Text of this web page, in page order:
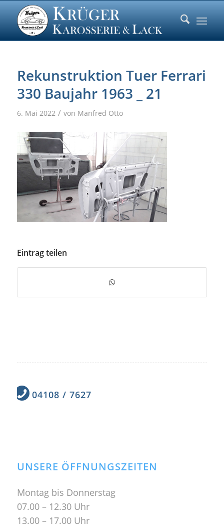
Rekunstruktion Tuer Ferrari
330 Baujahr 1963 _ 21
6. Mai 2022 / von Manfred Otto
Eintrag teilen
04108 / 7627
UNSERE ÖFFNUNGSZEITEN
Montag bis Donnerstag
07.00 – 12.30 Uhr
13.00 – 17.00 Uhr